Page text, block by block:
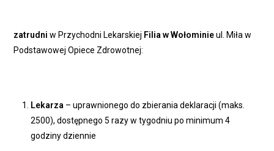
zatrudni w Przychodni Lekarskiej Filia w Wołominieul. Miła w
Podstawowej Opiece Zdrowotnej:
Lekarza – uprawnionego do zbierania deklaracji (maks.
2500), dostępnego 5 razy w tygodniu po minimum 4
godziny dziennie